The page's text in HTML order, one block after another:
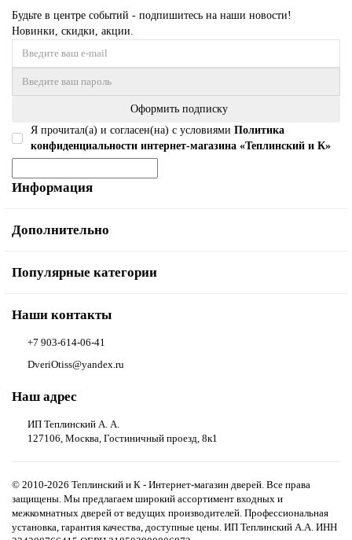
Будьте в центре событий - подпишитесь на наши новости!
Новинки, скидки, акции.
Оформить подписку
Я прочитал(а) и согласен(на) с условиями Политика
конфиденциальности интернет-магазина «Теплинский и К»
Информация
Дополнительно
Популярные категории
Наши контакты
+7 903-614-06-41
DveriOtiss@yandex.ru
Наш адрес
ИП Теплинский А. А.
127106, Москва, Гостиничный проезд, 8к1
© 2010-2026 Теплинский и К - Интернет-магазин дверей. Все права
защищены. Мы предлагаем широкий ассортимент входных и
межкомнатных дверей от ведущих производителей. Профессиональная
установка, гарантия качества, доступные цены. ИП Теплинский А.А. ИНН